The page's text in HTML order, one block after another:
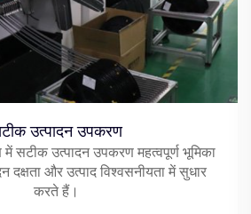
उत्पादन उपकरण
में सटीक उत्पादन उपकरण महत्वपूर्ण भूमिका
दक्षता और उत्पाद विश्वसनीयता में सुधार
करते हैं।